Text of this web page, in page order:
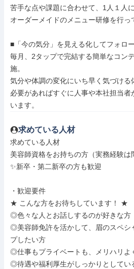
苦手な点や課題に合わせて、1人１人
オーダーメイドのメニュー研修を行っ
■「今の気分」を見える化してフォロー
毎月、2タップで完結する簡単なコン
施。
気分や体調の変化にいち早く気づける
必要があればすぐに人事や本社担当者
います。
求めている人材
求めている人材
美容師資格をお持ちの方（実務経験は
✨新卒・第二新卒の方も歓迎
・歓迎要件
★ こんな方をお待ちしています！ ★
◎色々な人とお話しするのが好きな方
◎美容師免許を活かして、眉のスペシ
プしたい方
◎仕事もプライベートも、メリハリよ
◎待遇や福利厚生がしっかりとしてい